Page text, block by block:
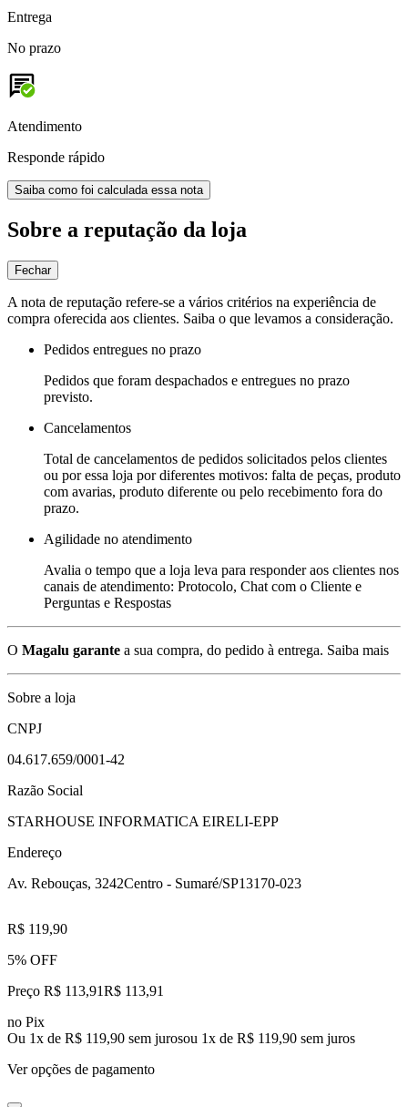
Entrega
No prazo
Atendimento
Responde rápido
Saiba como foi calculada essa nota
Sobre a reputação da loja
Fechar
A nota de reputação refere-se a vários critérios na experiência de
compra oferecida aos clientes. Saiba o que levamos a consideração.
Pedidos entregues no prazo
Pedidos que foram despachados e entregues no prazo
previsto.
Cancelamentos
Total de cancelamentos de pedidos solicitados pelos clientes
ou por essa loja por diferentes motivos: falta de peças, produto
com avarias, produto diferente ou pelo recebimento fora do
prazo.
Agilidade no atendimento
Avalia o tempo que a loja leva para responder aos clientes nos
canais de atendimento: Protocolo, Chat com o Cliente e
Perguntas e Respostas
O Magalu garante a sua compra, do pedido à entrega. Saiba mais
Sobre a loja
CNPJ
04.617.659/0001-42
Razão Social
STARHOUSE INFORMATICA EIRELI-EPP
Endereço
Av. Rebouças, 3242Centro - Sumaré/SP13170-023
R$ 119,90
5% OFF
Preço R$ 113,91R$ 113,91
no Pix
Ou 1x de R$ 119,90 sem jurosou 1x de R$ 119,90 sem juros
Ver opções de pagamento